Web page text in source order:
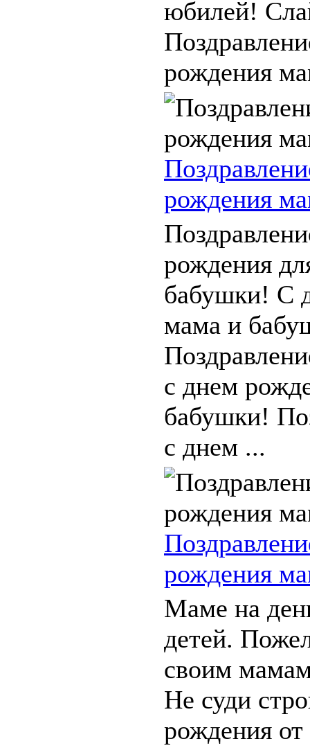
юбилей!
рождения
рождения
рождения
бабушки! С
мама и
с днем
бабушки!
с днем ...
рождения
Маме на
детей.
своим
Не суди
рождения от